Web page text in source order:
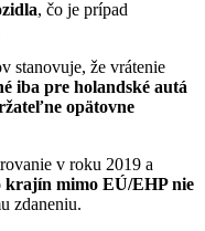
, čo je prípad
stanovuje, že vrátenie
iba pre holandské autá
opätovne
v roku 2019 a
krajín mimo EÚ/EHP nie
zdaneniu.